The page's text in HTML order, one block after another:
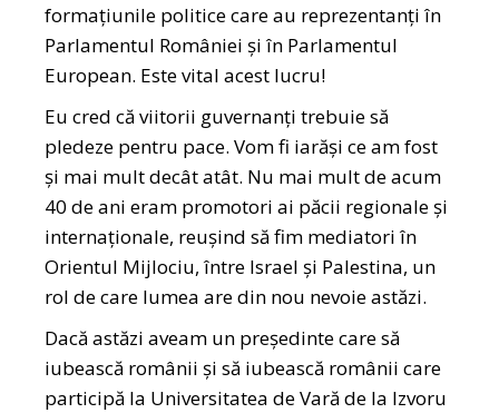
formațiunile politice care au reprezentanți în
Parlamentul României și în Parlamentul
European. Este vital acest lucru!
Eu cred că viitorii guvernanți trebuie să
pledeze pentru pace. Vom fi iarăși ce am fost
și mai mult decât atât. Nu mai mult de acum
40 de ani eram promotori ai păcii regionale și
internaționale, reușind să fim mediatori în
Orientul Mijlociu, între Israel și Palestina, un
rol de care lumea are din nou nevoie astăzi.
Dacă astăzi aveam un președinte care să
iubească românii și să iubească românii care
participă la Universitatea de Vară de la Izvoru